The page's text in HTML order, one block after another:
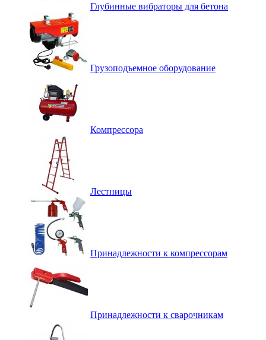
Глубинные вибраторы для бетона
Грузоподъемное оборудование
Компрессора
Лестницы
Принадлежности к компрессорам
Принадлежности к сварочникам